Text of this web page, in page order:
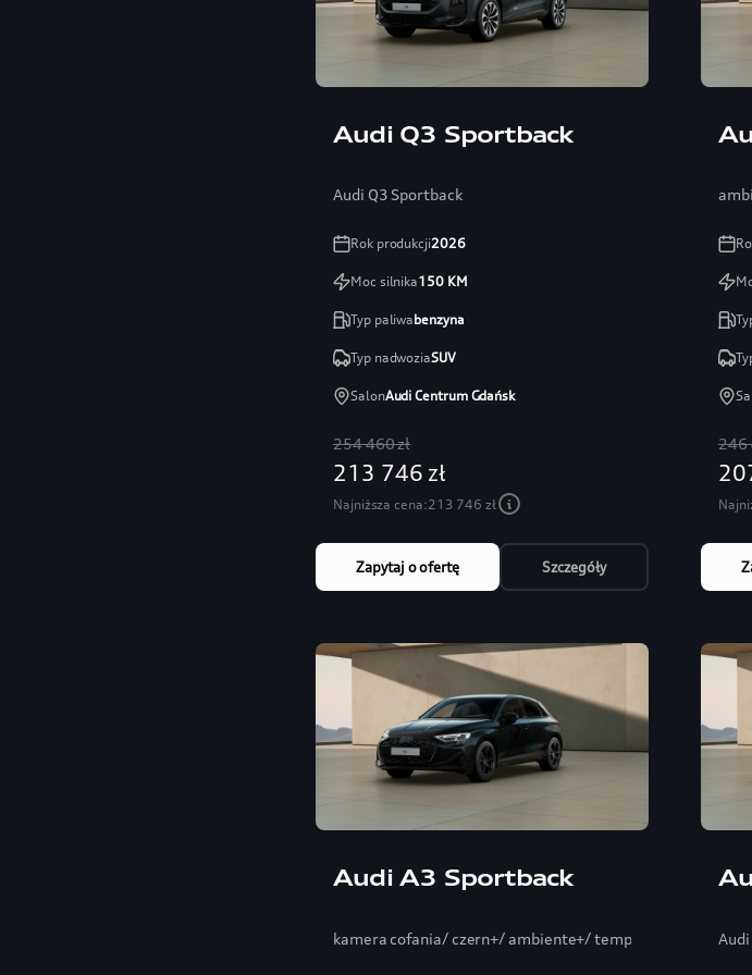
Audi Q3 Sportback
Audi Q3 Sportback
Rok produkcji2026
Moc silnika150KM
Typ paliwabenzyna
Typ nadwoziaSUV
SalonAudi Centrum Gdańsk
254 460 zł
213 746 zł
Najniższa cena:213 746 zł
Zapytaj o ofertę Szczegóły
246
Audi A3 Sportback
kamera cofania/ czern+/ ambiente+/ tempomat/ elektryka